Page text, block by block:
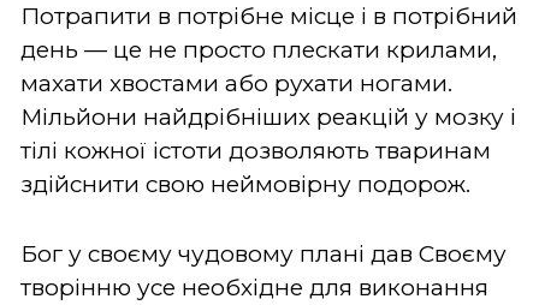
Потрапити в потрібне місце і в потрібний
день — це не просто плескати крилами,
махати хвостами або рухати ногами.
Мільйони найдрібніших реакцій у мозку і
тілі кожної істоти дозволяють тваринам
здійснити свою неймовірну подорож.
Бог у своєму чудовому плані дав Своєму
творінню усе необхідне для виконання